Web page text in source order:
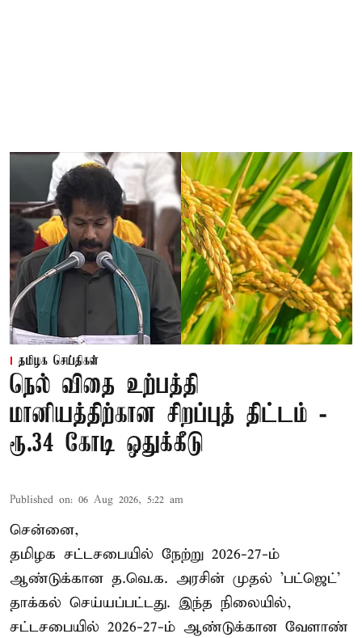
தமிழக செய்திகள்
நெல் விதை உற்பத்தி
மானியத்திற்கான சிறப்புத் திட்டம் -
ரூ.34 கோடி ஒதுக்கீடு
Published on: 06 Aug 2026, 5:22 am
சென்னை,
தமிழக சட்டசபையில் நேற்று 2026-27-ம்
ஆண்டுக்கான த.வெ.க. அரசின் முதல் 'பட்ஜெட்'
தாக்கல் செய்யப்பட்டது. இந்த நிலையில்,
சட்டசபையில் 2026-27-ம் ஆண்டுக்கான வேளாண்